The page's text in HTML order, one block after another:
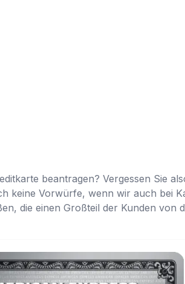
beantragen? Vergessen Sie
keine Vorwürfe, wenn wir auch bei
die einen Großteil der Kunden von